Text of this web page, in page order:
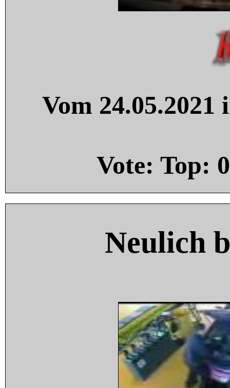
Vom
Vote: Top: 0
Neulich